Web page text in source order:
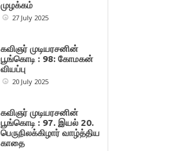
முழக்கம்
27 July 2025
கவிஞர் முடியரசனின்
பூங்கொடி : 98: கோமகன்
வியப்பு
20 July 2025
கவிஞர் முடியரசனின்
பூங்கொடி : 97. இயல் 20.
பெருநிலக்கிழார் வாழ்த்திய
காதை